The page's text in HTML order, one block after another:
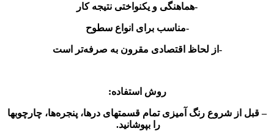
-هماهنگی و یکنواختی نتیجه کار
-مناسب برای انواع سطوح
-از لحاظ اقتصادی مقرون به صرفه‌تر است
روش استفاده:
– قبل از شروع رنگ آمیزی تمام قسمتهای درها، پنجره‌ها، چارچوبها
را بپوشانید.